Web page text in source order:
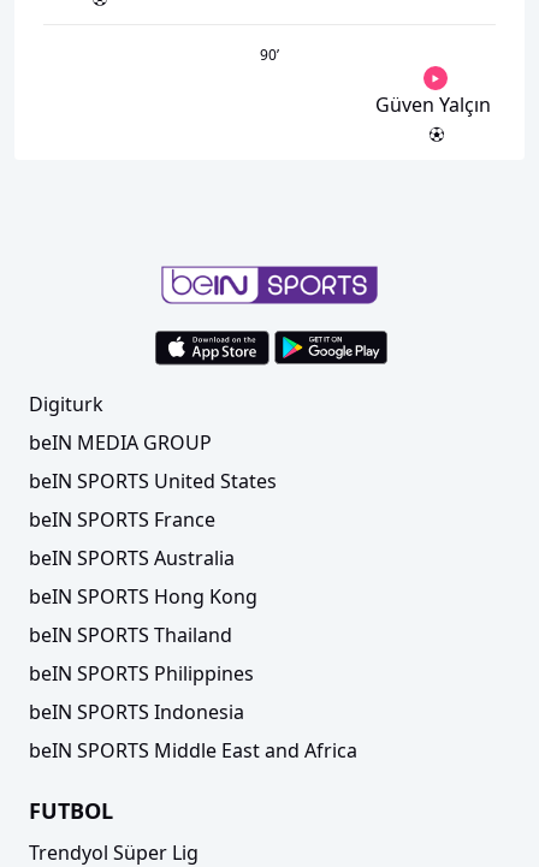
90’
Güven Yalçın
Digiturk
beIN MEDIA GROUP
beIN SPORTS United States
beIN SPORTS France
beIN SPORTS Australia
beIN SPORTS Hong Kong
beIN SPORTS Thailand
beIN SPORTS Philippines
beIN SPORTS Indonesia
beIN SPORTS Middle East and Africa
FUTBOL
Trendyol Süper Lig